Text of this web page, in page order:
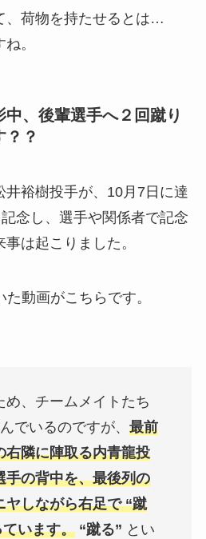
、荷物を持たせるとは…
。
、後輩選手へ２回蹴り
？？
裕樹投手が、10月7日に達
念し、選手や関係者で記念
は起こりました。
動画がこちらです。
め、チームメイトたち
でいるのですが、 最前
右隣に陣取る内青龍投
手の背中を、最後列の
ヤしながら右足で “蹴
います。 “蹴る” とい